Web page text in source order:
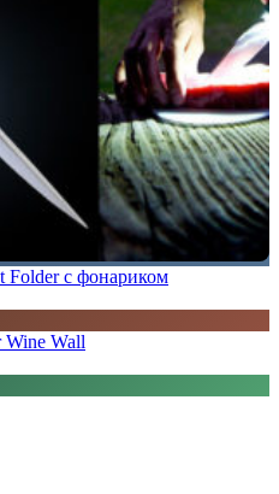
с фонариком
Wall